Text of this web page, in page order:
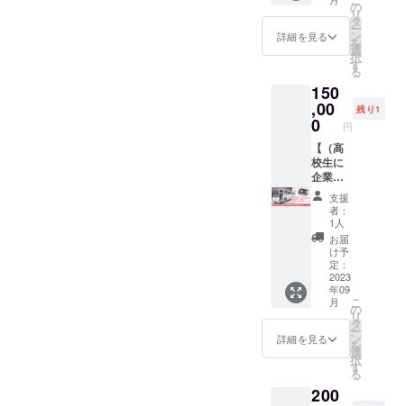
Verをお
届けし
ます。
季節に
応じた
旬の食
べ物、
小松が
関わる
お客様
の商品
など小
松なり
に考え
ててお
持ちし
ます。
ESD」
ホーム
ページ
に企業
求人掲
載と写
真４枚
掲載。
期間：
掲載か
ら1年間
※求人情
報、写
真の受
け渡し
は、ク
ラウド
ファン
ディン
グ終了
後別途
詳細を
ご連絡
詳細を見る
の
リ
タ
ー
ン
を
選
択
す
る
150
,00
0 円
残り1
【（高
校生に
企業ア
ピー
ル）高
校生と
一緒に
御社の
会社見
学に伺
いま
す】 高
校生と
一緒に
御社の
わせて
支援
者：
1人
お届
け予
定：
2023
年09
月
詳細を見る
こ
の
リ
タ
ー
ン
を
選
択
す
る
200